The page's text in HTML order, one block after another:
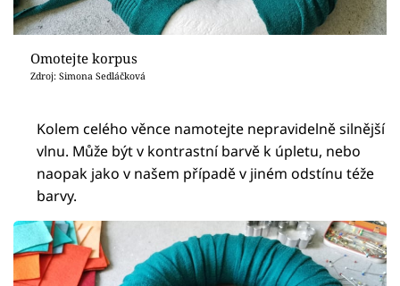
Omotejte korpus
Zdroj: Simona Sedláčková
Kolem celého věnce namotejte nepravidelně silnější
vlnu. Může být v kontrastní barvě k úpletu, nebo
naopak jako v našem případě v jiném odstínu téže
barvy.